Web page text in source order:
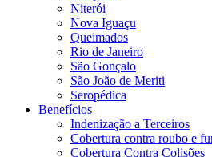
Niterói
Nova Iguaçu
Queimados
Rio de Janeiro
São Gonçalo
São João de Meriti
Seropédica
Benefícios
Indenização a Terceiros
Cobertura contra roubo e
Cobertura Contra Colisões